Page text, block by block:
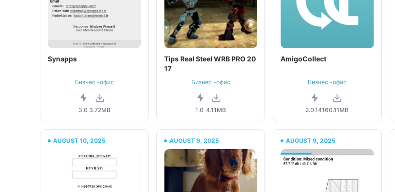
Synapps
Бизнес -офис
3.0 3.72MB
Tips Real Steel WRB PRO 20
17
Бизнес -офис
1.0 4.11MB
AmigoCollect
Бизнес -офис
2.0.14160.11MB
AUGUST 10, 2025 AUGUST 9, 2025 AUGUST 9, 2025